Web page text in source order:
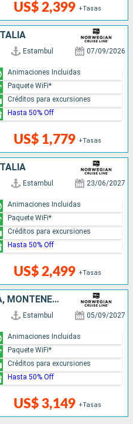
US$ 2,399 +Tasas
Estambul 07/09/2026
US$ 1,779 +Tasas
Animaciones Incluidas
Paquete WiFi*
Créditos para excursiones
Hasta 50% Off
Estambul 23/06/2027
US$ 2,499 +Tasas
Animaciones Incluidas
Paquete WiFi*
Créditos para excursiones
Hasta 50% Off
TURQUÍA, GRECIA, CROACIA, MONTENEGRO, ITALIA
Estambul 05/09/2027
US$ 3,149 +Tasas
Animaciones Incluidas
Paquete WiFi*
Créditos para excursiones
Hasta 50% Off